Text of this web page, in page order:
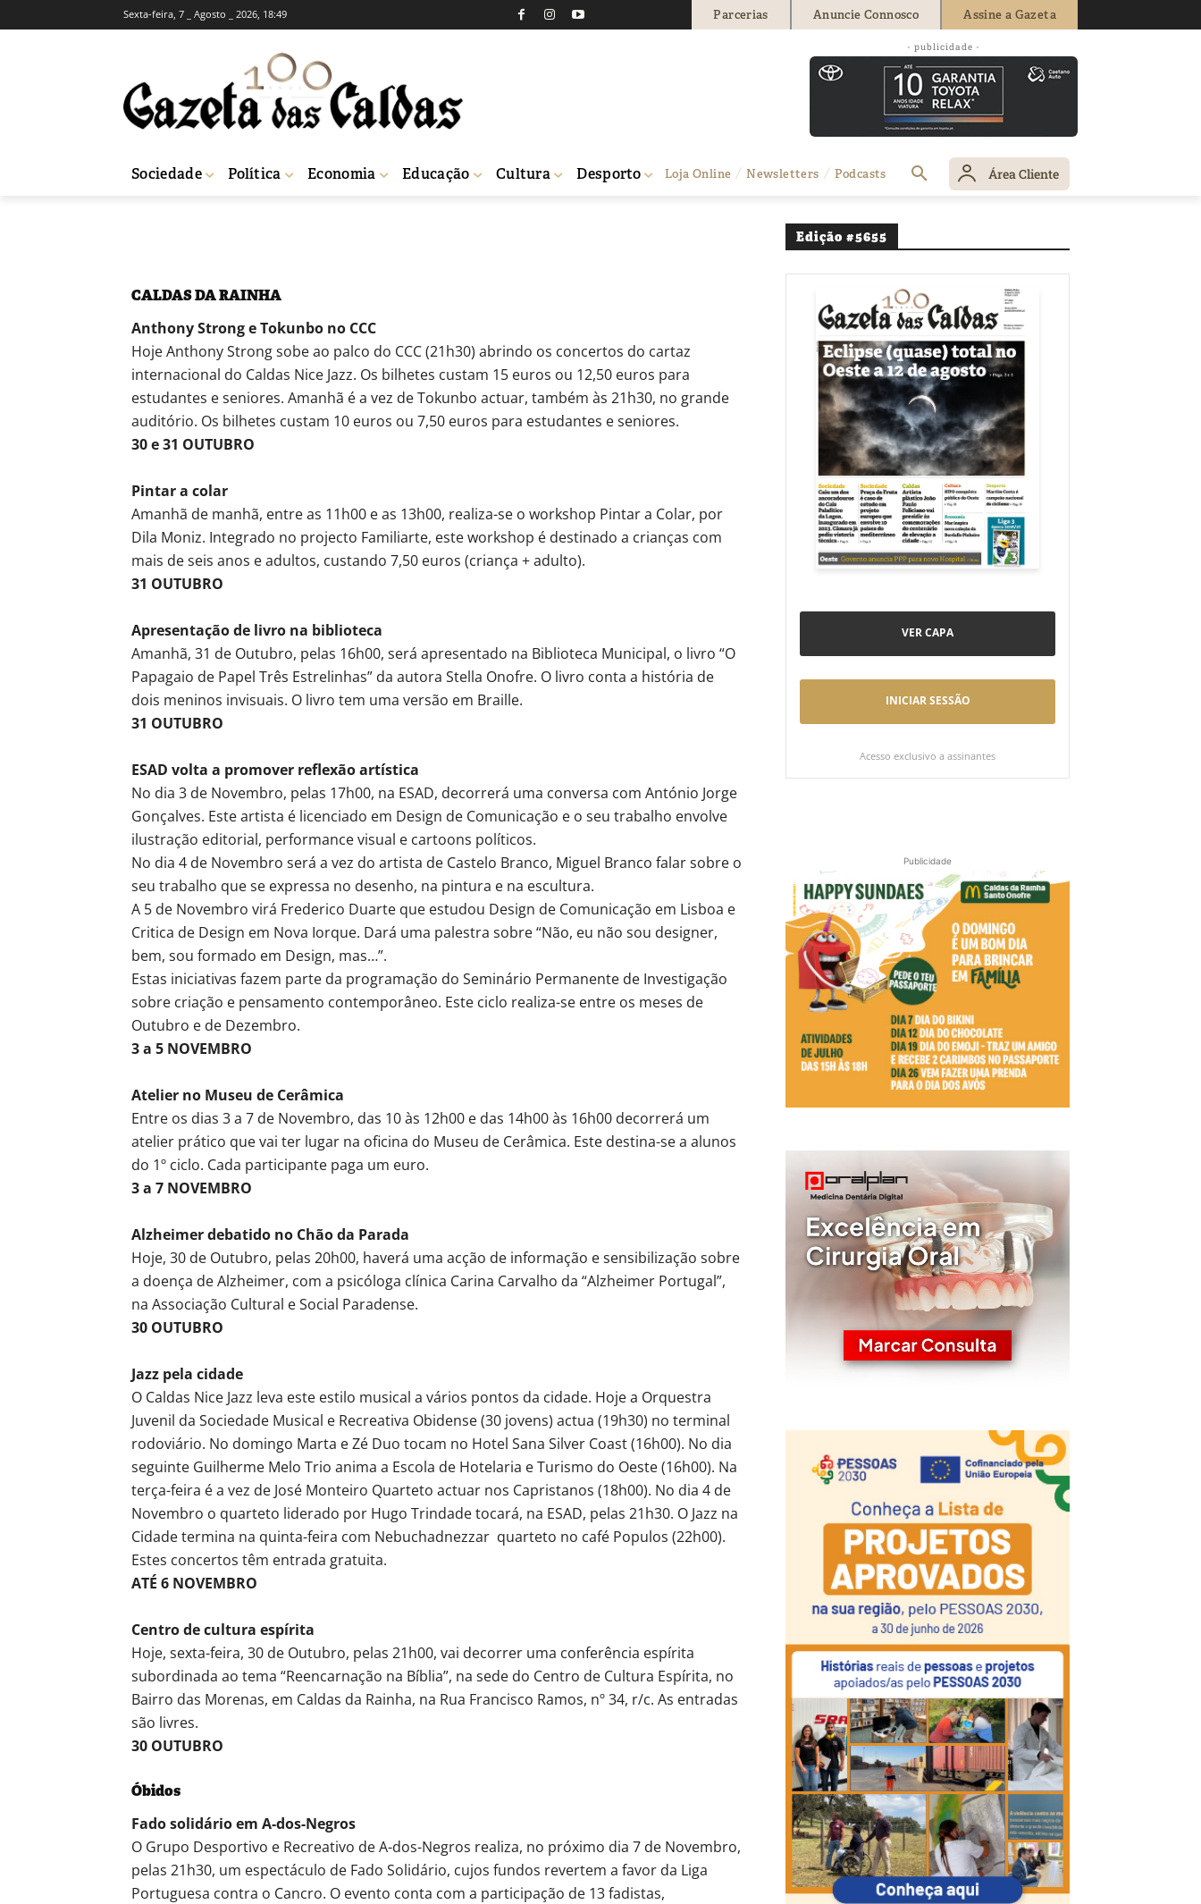
Sexta-feira, 7 _ Agosto _ 2026, 18:49 Parcerias Anuncie Connosco Assine a Gazeta
- publicidade -
Sociedade Política Economia Educação Cultura Desporto Loja Online Newsletters Podcasts Área Cliente
AGENDA CULTURAL ACONTECIMENTOS CULTURAIS CULTURA
Agenda Cultural
Redação 30 de Outubro, 2015
CALDAS DA RAINHA
Anthony Strong e Tokunbo no CCC
Hoje Anthony Strong sobe ao palco do CCC (21h30) abrindo os concertos do cartaz
internacional do Caldas Nice Jazz. Os bilhetes custam 15 euros ou 12,50 euros para
estudantes e seniores. Amanhã é a vez de Tokunbo actuar, também às 21h30, no grande
auditório. Os bilhetes custam 10 euros ou 7,50 euros para estudantes e seniores.
30 e 31 OUTUBRO
Pintar a colar
Amanhã de manhã, entre as 11h00 e as 13h00, realiza-se o workshop Pintar a Colar, por
Dila Moniz. Integrado no projecto Familiarte, este workshop é destinado a crianças com
mais de seis anos e adultos, custando 7,50 euros (criança + adulto).
31 OUTUBRO
Apresentação de livro na biblioteca
Amanhã, 31 de Outubro, pelas 16h00, será apresentado na Biblioteca Municipal, o livro “O
Papagaio de Papel Três Estrelinhas” da autora Stella Onofre. O livro conta a história de
dois meninos invisuais. O livro tem uma versão em Braille.
31 OUTUBRO
ESAD volta a promover reflexão artística
No dia 3 de Novembro, pelas 17h00, na ESAD, decorrerá uma conversa com António Jorge
Gonçalves. Este artista é licenciado em Design de Comunicação e o seu trabalho envolve
ilustração editorial, performance visual e cartoons políticos.
No dia 4 de Novembro será a vez do artista de Castelo Branco, Miguel Branco falar sobre o
seu trabalho que se expressa no desenho, na pintura e na escultura.
A 5 de Novembro virá Frederico Duarte que estudou Design de Comunicação em Lisboa e
Critica de Design em Nova Iorque. Dará uma palestra sobre “Não, eu não sou designer,
bem, sou formado em Design, mas…”.
Estas iniciativas fazem parte da programação do Seminário Permanente de Investigação
sobre criação e pensamento contemporâneo. Este ciclo realiza-se entre os meses de
Outubro e de Dezembro.
3 a 5 NOVEMBRO
Atelier no Museu de Cerâmica
Entre os dias 3 a 7 de Novembro, das 10 às 12h00 e das 14h00 às 16h00 decorrerá um
atelier prático que vai ter lugar na oficina do Museu de Cerâmica. Este destina-se a alunos
do 1º ciclo. Cada participante paga um euro.
3 a 7 NOVEMBRO
Alzheimer debatido no Chão da Parada
Hoje, 30 de Outubro, pelas 20h00, haverá uma acção de informação e sensibilização sobre
a doença de Alzheimer, com a psicóloga clínica Carina Carvalho da “Alzheimer Portugal”,
na Associação Cultural e Social Paradense.
30 OUTUBRO
Jazz pela cidade
O Caldas Nice Jazz leva este estilo musical a vários pontos da cidade. Hoje a Orquestra
Juvenil da Sociedade Musical e Recreativa Obidense (30 jovens) actua (19h30) no terminal
rodoviário. No domingo Marta e Zé Duo tocam no Hotel Sana Silver Coast (16h00). No dia
seguinte Guilherme Melo Trio anima a Escola de Hotelaria e Turismo do Oeste (16h00). Na
terça-feira é a vez de José Monteiro Quarteto actuar nos Capristanos (18h00). No dia 4 de
Novembro o quarteto liderado por Hugo Trindade tocará, na ESAD, pelas 21h30. O Jazz na
Cidade termina na quinta-feira com Nebuchadnezzar quarteto no café Populos (22h00).
Estes concertos têm entrada gratuita.
ATÉ 6 NOVEMBRO
Centro de cultura espírita
Hoje, sexta-feira, 30 de Outubro, pelas 21h00, vai decorrer uma conferência espírita
subordinada ao tema “Reencarnação na Bíblia”, na sede do Centro de Cultura Espírita, no
Bairro das Morenas, em Caldas da Rainha, na Rua Francisco Ramos, nº 34, r/c. As entradas
são livres.
30 OUTUBRO
Óbidos
Fado solidário em A-dos-Negros
O Grupo Desportivo e Recreativo de A-dos-Negros realiza, no próximo dia 7 de Novembro,
pelas 21h30, um espectáculo de Fado Solidário, cujos fundos revertem a favor da Liga
Portuguesa contra o Cancro. O evento conta com a participação de 13 fadistas,
Edição #5655
VER CAPA
INICIAR SESSÃO
Acesso exclusivo a assinantes
Publicidade